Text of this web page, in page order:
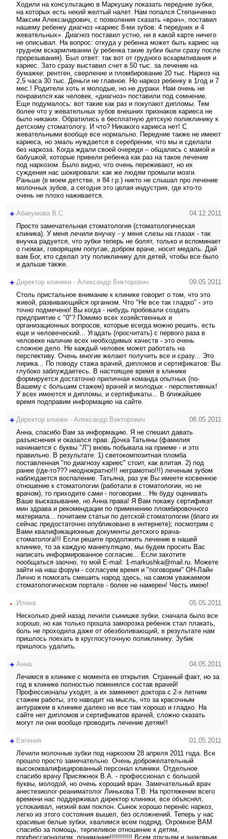
Ходили на консультацию в Маркушку показать передние зубки,
на которых есть некий желтый налет. Нам попался Степанченко
Максим Александрович, с позволения сказать «врач», поставил
нашему ребенку диагноз «кариес 8-ми зубов: 4 передних и 4
жевательных». Диагноз поставил устно, ни в какой карте ничего
не описывал. На вопрос: откуда у ребенка может быть кариес на
грудном вскармливании (у ребенка такие зубки были сразу после
прорезывания). Был ответ: так вот от грудного вскармливания и
кариес. Зато сразу выставил счет в 50 тыс. за лечение на
бумажке: рентген, сверление и пломбирование 20 тыс. Наркоз на
2,5 часа 30 тыс. Деньги не главное. Но наркоз ребенку в 1год и 7
мес.! Родители хоть и молодые, но не дураки. Нам очень не
понравился как человек, «диагноз» поставили под сомнение.
Еще подумалось: вот такие как раз и покупают дипломы. Тем
более что у жевательных зубов внешних признаков кариеса не
было никаких. Обратились в бесплатную детскую поликлинику к
детскому стоматологу. И что? Никакого кариеса нет! С
жевательными вообще все нормально. Передние также не имеют
кариеса, но эмаль нуждается в серебрении, что мы и сделали
без наркоза. Когда ждали своей очереди – общались с мамой и
бабушкой, которые привели ребенка как раз на такое лечение
под наркозом. Было видно, что очень переживают, но их
суждения нас шокировали: как же людям промыли мозги.
Раньше (в моем детстве, я 84 г.р.) никто не слышал про лечение
молочных зубов, а сегодня это целая индустрия, где кто-то
очень не плохо наживается.
+ Абакумова В.С.
04.12.2011
Просто замечательная стоматология (стоматологическая
клиника). У меня лечили внучку - у меня слезы на глазах - так
внучка радуется, что зубки теперь не болят, только и вспоминает
о гномах, говорящем попугае, добром враче, носит медаль. Дай
вам Бог, кто сделал эту поликлинику для детей, чтобы все было
и дальше также.
+ Директор клиники - Александр Викторович
09.05.2011
Столь пристальное внимание к клинике говорит о том, что это
живой, развивающийся организм. Что "Не все так гладко" - это
точно подмечено! Вы когда - нибудь пробовали создать
предприятие с "0"? Помимо всех хозяйственных и
организационных вопросов, которые всегда можно решить, есть
еще и человеческий... Угадать (просчитать) с первого раза в
человеке наличие всех необходимых качеств - это очень
сложное дело. Не каждый человек может работать на
перспективу. Очень многие желают получить все и сразу... Это
лирика... По поводу стажа врачей, дипломов и сертификатов: Вы
глубоко заблуждаетесь. В настоящее время в клинике
формируется достаточно приличная команда опытных (по-
Вашему с большим стажем) врачей и молодых - перспективных!
У всех имеются и дипломы, и сертификаты... В ближайшее
время подправим информацию на сайте.
+ Директор клники - Александр Викторович.
08.05.2011
Анна, спасибо Вам за информацию. Я не спешил давать
разъяснения и оказался прав. Дочка Татьяны (фамилия
начинается с буквы "Л") вновь побывала на приеме - и это
правильно. В результате: 1) светокомпозитная пломба
поставленная "по диагнозу кариес" стоит, как влитая. 2) под
ранее (где-то??? неоднократно!!! неграмотно!!!) леченым зубом
наблюдается воспаление. Татьяна, раз уж Вы имеете косвенное
отношение к стоматологии (работали в стоматологии, но не
врачом), то приходите сами - поговорим... Не буду оценивать
Ваше высказывание, но Анна права! Я Вам покажу сертификат
мин здрава и рекомендации по применению пломбировочного
материала... почитаем статьи по детской стоматологии (благо их
сейчас предостаточно опубликовано в интернете); посмотрим с
Вами квалификационные документы детского врача-
стоматолога!!! Если решите продолжить лечение в нашей
клинике, то за каждую манипуляцию, мы будем просить Вас
написать информированное согласие... Если захотите
пообщаться заочно, то мой E-mail: 1-markushka@mail.ru. Можете
зайти на наш форум - согласуем время и "поговорим" ОН-Лайн
Лично я помогать смешить народ здесь, на самом уважаемом
стоматологическом портале - более не намерен! Честь имею!
- Илона
05.05.2011
Несколько дней назад лечили сынишке зубки, сначала было все
хорошо, но как только прошла заморозка ребенок стал плакать,
боль не проходила даже от обезболивающий, в результате нам
пришлось поехать в круглосуточную поликлинику. Зубик
пришлось удалить.
+ Анна
04.05.2011
Лечимся в клинике с момента ее открытия. Странный факт, но за
год в клинике полностью поменялся состав врачей!
Профессионалы уходят, а их заменяют доктора с 2-х летним
стажем работы, это наводит на мысль, что за красочным
антуражем в клинике далеко не все там хорошо и гладко. На
сайте нет дипломов и сертификатов врачей, сложно сказать
могут ли они вообще проводить лечение детям!!
+ Евгения
01.05.2011
Лечили молочные зубки под наркозом 28 апреля 2011 года. Все
прошло просто замечательно. Очень доброжелательный
высококвалифицированный персонал клиники. Отдельное
спасибо врачу Присяжнюк В.А. - профессионал с большой
буквы, молодой, но очень хороший врач. Замечательный врач
анестезиолог-реаниматолог Линькова Т.В. На протяжении всего
времени нас поддерживал директор клиники, все объяснял,
успокаивал, низкий вам поклон. Сынок хорошо перенёс наркоз,
легко из этого состояния вышел, без осложнений. Теперь у нас
красивые белые зубки, хвалимся всем подряд. Огромное ВАМ
спасибо за помощь, терпеливое отношение к детям,
профессионализм, понимание!!!!!!!!!!! Всем друзьям и знакомым